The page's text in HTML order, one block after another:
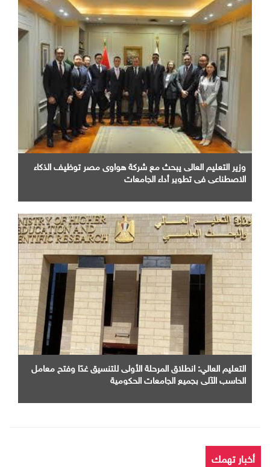
وزير التعليم العالى يبحث مع شركة هواوى مصر توظيف الذكاء
الاصطناعى فى تطوير أداء الجامعات
التعليم العالي: انطلاق المرحلة الأولى للتنسيق غدًا وفتح معامل
الحاسب الآلي بجميع الجامعات الحكومية
أخبار تهمك